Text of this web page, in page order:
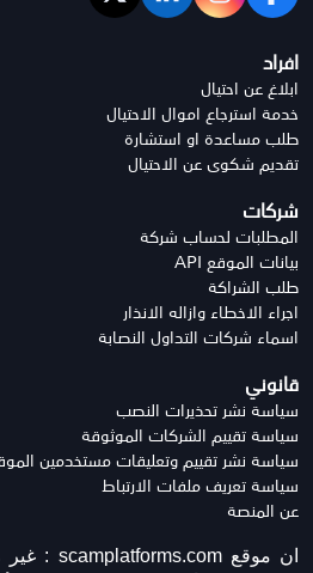
افراد
ابلاغ عن احتيال
خدمة استرجاع اموال الاحتيال
طلب مساعدة او استشارة
تقديم شكوى عن الاحتيال
شركات
المطلبات لحساب شركة
بيانات الموقع API
طلب الشراكة
اجراء الاخطاء وازاله الانذار
اسماء شركات التداول النصابة
قانوني
سياسة نشر تحذيرات النصب
سياسة تقييم الشركات الموثوقة
سياسة نشر تقييم وتعليقات مستخدمين
سياسة تعريف ملفات الارتباط
عن المنصة
ان موقع scamplatforms.com :